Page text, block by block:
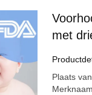
met
Plaats